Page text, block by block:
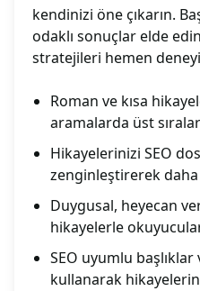
kendinizi öne çıkarın.
odaklı sonuçlar elde
stratejileri hemen
Roman ve kısa
aramalarda üst
Hikayelerinizi SEO
zenginleştirerek
Duygusal, heyecan
hikayelerle
SEO uyumlu başlıklar
kullanarak